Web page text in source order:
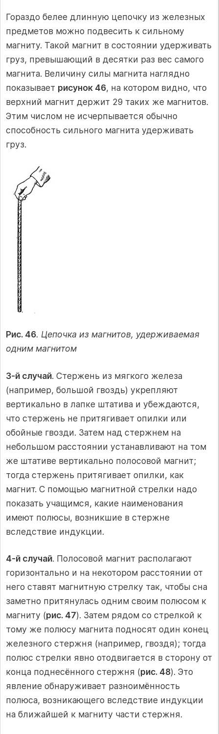
Гораздо белее длинную цепочку из железных
предметов можно подвесить к сильному
магниту. Такой магнит в состоянии удерживать
груз, превышающий в десятки раз вес самого
магнита. Величину силы магнита наглядно
показывает рисунок 46, на котором видно, что
верхний магнит держит 29 таких же магнитов.
Этим числом не исчерпывается обычно
способность сильного магнита удерживать
груз.
Рис. 46. Цепочка из магнитов, удерживаемая
одним магнитом
3-й случай. Стержень из мягкого железа
(например, большой гвоздь) укрепляют
вертикально в лапке штатива и убеждаются,
что стержень не притягивает опилки или
обойные гвозди. Затем над стержнем на
небольшом расстоянии устанавливают на том
же штативе вертикально полосовой магнит;
тогда стержень притягивает опилки, как
магнит. С помощью магнитной стрелки надо
показать учащимся, какие наименования
имеют полюсы, возникшие в стержне
вследствие индукции.
4-й случай. Полосовой магнит располагают
горизонтально и на некотором расстоянии от
него ставят магнитную стрелку так, чтобы сна
заметно притянулась одним своим полюсом к
магниту (рис. 47). Затем рядом со стрелкой к
тому же полюсу магнита подносят один конец
железного стержня (например, гвоздя); тогда
полюс стрелки явно отодвигается в сторону от
конца поднесённого стержня (рис. 48). Это
явление обнаруживает разноимённость
полюса, возникающего вследствие индукции
на ближайшей к магниту части стержня.